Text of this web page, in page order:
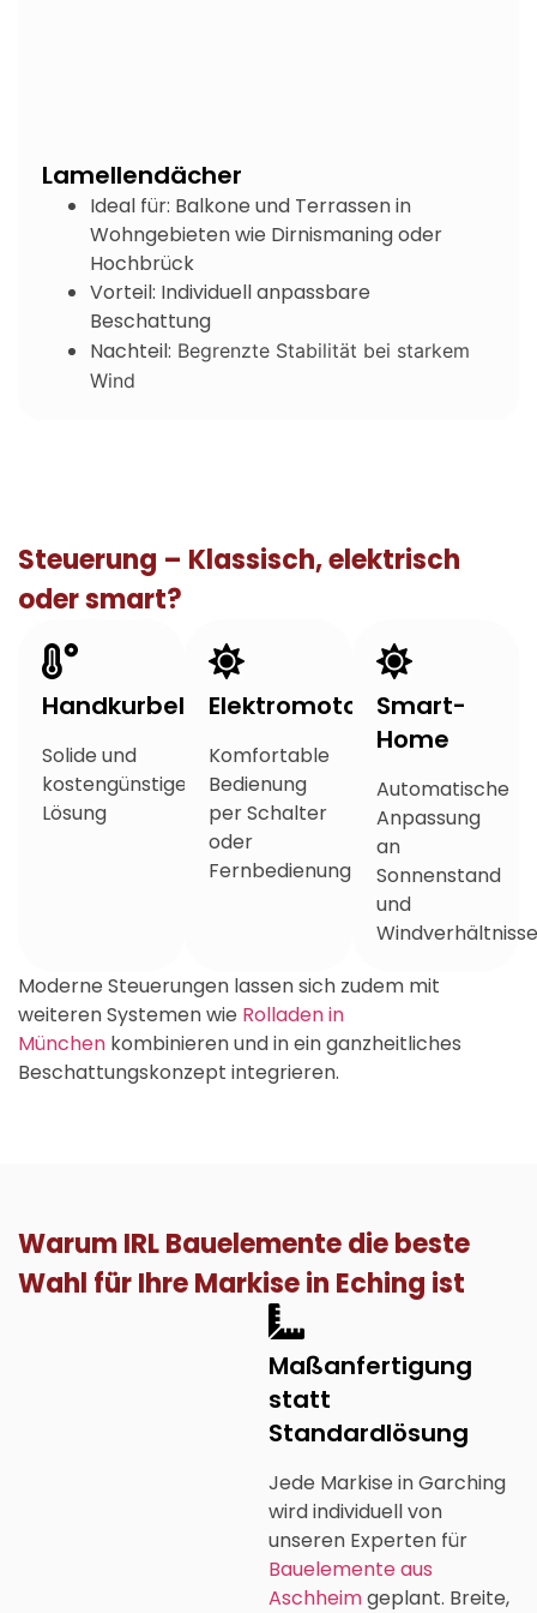
Lamellendächer
Ideal für: Balkone und Terrassen in
Wohngebieten wie Dirnismaning oder
Hochbrück
Vorteil: Individuell anpassbare
Beschattung
Nachteil: Begrenzte Stabilität bei starkem
Wind
Steuerung – Klassisch, elektrisch
oder smart?
Handkurbel
Solide und
kostengünstige
Lösung
Elektromotor
Komfortable
Bedienung
per Schalter
oder
Fernbedienung
Smart-
Home
Automatische
Anpassung
an
Sonnenstand
und
Windverhältnisse
Moderne Steuerungen lassen sich zudem mit
weiteren Systemen wie Rolladen in
München kombinieren und in ein ganzheitliches
Beschattungskonzept integrieren.
Warum IRL Bauelemente die beste
Wahl für Ihre Markise in Eching ist
Maßanfertigung
statt
Standardlösung
Jede Markise in Garching
wird individuell von
unseren Experten für
Bauelemente aus
Aschheimgeplant. Breite,